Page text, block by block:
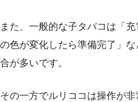
また、一般的な子タバコは「
の色が変化したら準備完了」
合が多いです。
その一方でルリココは操作が